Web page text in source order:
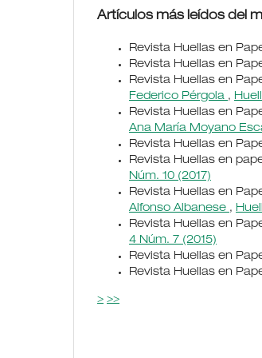
Artículos más leídos del
Revista Huellas en
Revista Huellas en
Revista Huellas en
Federico Pérgola ,
Revista Huellas en
Ana María Moyano
Revista Huellas en
Revista Huellas en
Núm. 10 (2017)
Revista Huellas en
Alfonso Albanese ,
Revista Huellas en
4 Núm. 7 (2015)
Revista Huellas en
Revista Huellas en
> >>